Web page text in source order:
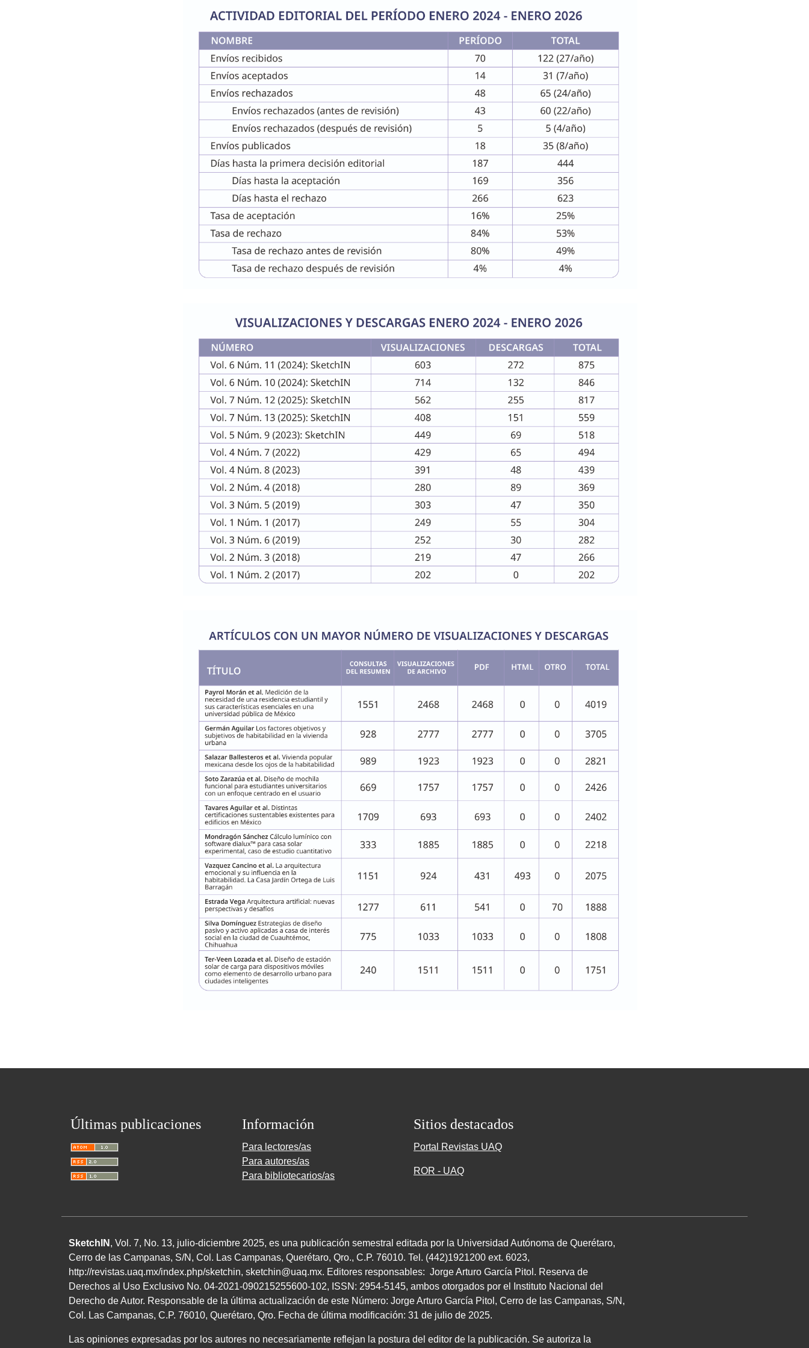
Últimas publicaciones Información
Para lectores/as
Para autores/as
Para bibliotecarios/as
Sitios destacados
Portal Revistas UAQ
ROR - UAQ
SketchIN , Vol. 7, No. 13, julio-diciembre 2025, es una publicación semestral editada por la Universidad Autónoma de Querétaro,
Cerro de las Campanas, S/N , Col. Las Campanas, Querétaro, Qro., C.P. 76010. Tel. (442)1921200 ext. 6023,
http://revistas.uaq.mx/index.php/sketchin, sketchin@uaq.mx. Editores responsables: Jorge Arturo García Pitol. Reserva de
Derechos al Uso Exclusivo No. 04-2021-090215255600-102, ISSN : 2954-5145, ambos otorgados por el Instituto Nacional del
Derecho de Autor. Responsable de la última actualización de este Número: Jorge Arturo García Pitol, Cerro de las Campanas, S/N ,
Col. Las Campanas, C.P. 76010, Querétaro, Qro. Fecha de última modificación: 31 de julio de 2025.
Las opiniones expresadas por los autores no necesariamente reflejan la postura del editor de la publicación. Se autoriza la